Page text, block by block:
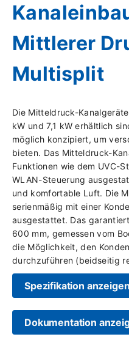
Mittlerer
Multisplit
Die Mitteldruck-
kW und 7,1 kW erhältlich
möglich konzipiert, um
bieten. Das Mitteldruck-
Funktionen wie dem UVC-
WLAN-Steuerung
und komfortable Luft. Die
serienmäßig mit einer
ausgestattet. Das
600 mm, gemessen vom
die Möglichkeit, den
durchzuführen (beidseitig
Spezifikation anzeigen
Dokumentation